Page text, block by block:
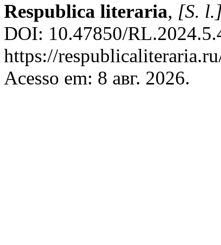
Respublica literaria, [S.
DOI: 10.47850/
https://
Acesso em: 8 авг. 2026.